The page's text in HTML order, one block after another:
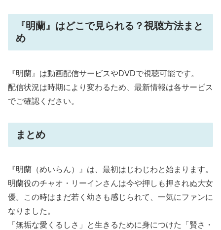
『明蘭』はどこで見られる？視聴方法まと
め
『明蘭』は動画配信サービスやDVDで視聴可能です。
配信状況は時期により変わるため、最新情報は各サービス
でご確認ください。
まとめ
『明蘭（めいらん）』は、最初はじわじわと始まります。
明蘭役のチャオ・リーインさんは今や押しも押されぬ大女
優。この時はまだ若く幼さも感じられて、一気にファンに
なりました。
「無垢な愛くるしさ」と生きるために身につけた「賢さ・